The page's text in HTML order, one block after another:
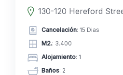
Cancelación: 15 Dias
M2.: 3.400
Alojamiento: 1
Baños: 2